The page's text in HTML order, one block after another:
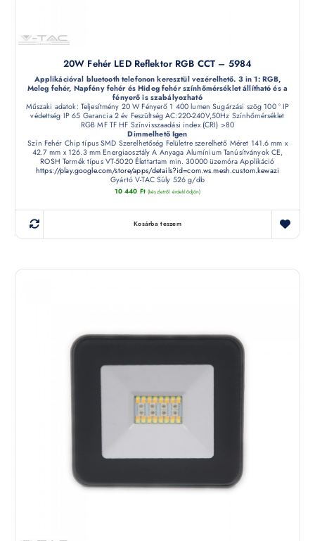
20W Fehér LED Reflektor RGB CCT – 5984
Applikációval bluetooth telefonon keresztül vezérelhető. 3 in 1: RGB,
Meleg fehér, Napfény fehér és Hideg fehér színhőmérséklet állítható és a
fényerő is szabályozható
Műszaki adatok: Teljesítmény 20 W Fényerő 1 400 lumen Sugárzási szög 100 ° IP
védettség IP 65 Garancia 2 év Feszültség AC:220-240V,50Hz Színhőmérséklet
RGB MF TF HF Színvisszaadási index (CRI) >80
Dimmelhető Igen
Szín Fehér Chip típus SMD Szerelhetőség Felületre szerelhető Méret 141.6 mm x
42.7 mm x 126.3 mm Energiaosztály A Anyaga Alumínium Tanúsítványok CE,
ROSH Termék típus VT-5020 Élettartam min. 30000 üzemóra Applikáció
https://play.google.com/store/apps/details?id=com.ws.mesh.custom.kewazi
Gyártó V-TAC Súly 526 g/db
10 440 Ft (készletről érdeklődjön)
Kosárba teszem